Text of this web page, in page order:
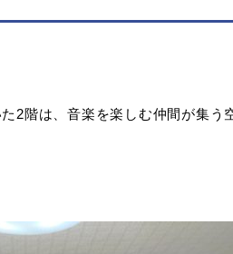
2階は、音楽を楽しむ仲間が集う